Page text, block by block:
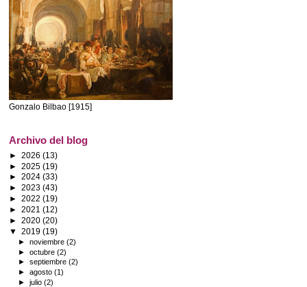
Gonzalo Bilbao [1915]
Archivo del blog
► 2026 (13)
► 2025 (19)
► 2024 (33)
► 2023 (43)
► 2022 (19)
► 2021 (12)
► 2020 (20)
▼ 2019 (19)
►noviembre(2)
►octubre(2)
►septiembre(2)
►agosto(1)
►julio(2)